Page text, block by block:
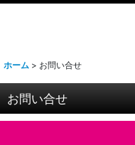
ホーム > お問い合せ
お問い合せ